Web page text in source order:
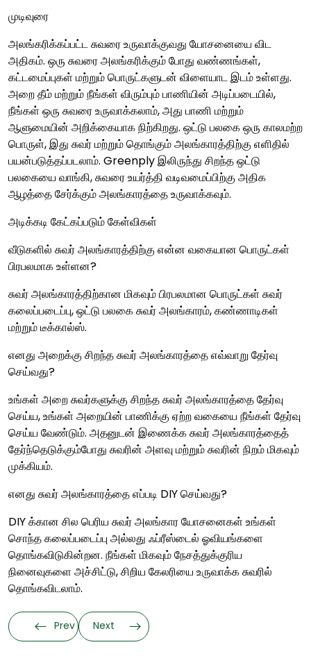
முடிவுரை
அலங்கரிக்கப்பட்ட சுவரை உருவாக்குவது யோசனையை விட
அதிகம். ஒரு சுவரை அலங்கரிக்கும் போது வண்ணங்கள்,
கட்டமைப்புகள் மற்றும் பொருட்களுடன் விளையாட இடம் உள்ளது.
அறை தீம் மற்றும் நீங்கள் விரும்பும் பாணியின் அடிப்படையில்,
நீங்கள் ஒரு சுவரை உருவாக்கலாம், அது பாணி மற்றும்
ஆளுமையின் அறிக்கையாக நிற்கிறது. ஒட்டு பலகை ஒரு காலமற்ற
பொருள், இது சுவர் மற்றும் தொங்கும் அலங்காரத்திற்கு எளிதில்
பயன்படுத்தப்படலாம். Greenply இலிருந்து சிறந்த ஒட்டு
பலகையை வாங்கி, சுவரை உயர்த்தி வடிவமைப்பிற்கு அதிக
ஆழத்தை சேர்க்கும் அலங்காரத்தை உருவாக்கவும்.
அடிக்கடி கேட்கப்படும் கேள்விகள்
வீடுகளில் சுவர் அலங்காரத்திற்கு என்ன வகையான பொருட்கள்
பிரபலமாக உள்ளன?
சுவர் அலங்காரத்திற்கான மிகவும் பிரபலமான பொருட்கள் சுவர்
கலைப்படைப்பு, ஒட்டு பலகை சுவர் அலங்காரம், கண்ணாடிகள்
மற்றும் டீக்கால்ஸ்.
எனது அறைக்கு சிறந்த சுவர் அலங்காரத்தை எவ்வாறு தேர்வு
செய்வது?
உங்கள் அறை சுவர்களுக்கு சிறந்த சுவர் அலங்காரத்தை தேர்வு
செய்ய, உங்கள் அறையின் பாணிக்கு ஏற்ற வகையை நீங்கள் தேர்வு
செய்ய வேண்டும். அதனுடன் இணைக்க சுவர் அலங்காரத்தைத்
தேர்ந்தெடுக்கும்போது சுவரின் அளவு மற்றும் சுவரின் நிறம் மிகவும்
முக்கியம்.
எனது சுவர் அலங்காரத்தை எப்படி DIY செய்வது?
DIY க்கான சில பெரிய சுவர் அலங்கார யோசனைகள் உங்கள்
சொந்த கலைப்படைப்பு அல்லது ஃப்ரீஸ்டைல் ​​ஓவியங்களை
தொங்கவிடுகின்றன. நீங்கள் மிகவும் நேசத்துக்குரிய
நினைவுகளை அச்சிட்டு, சிறிய கேலரியை உருவாக்க சுவரில்
தொங்கவிடலாம்.
Prev Next